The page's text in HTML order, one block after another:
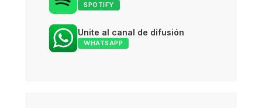
SPOTIFY
Unite al canal de difusión
WHATSAPP